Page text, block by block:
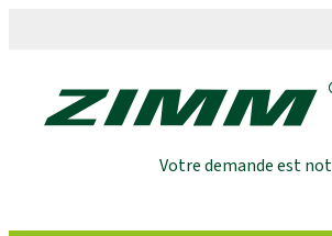
Votre demande est